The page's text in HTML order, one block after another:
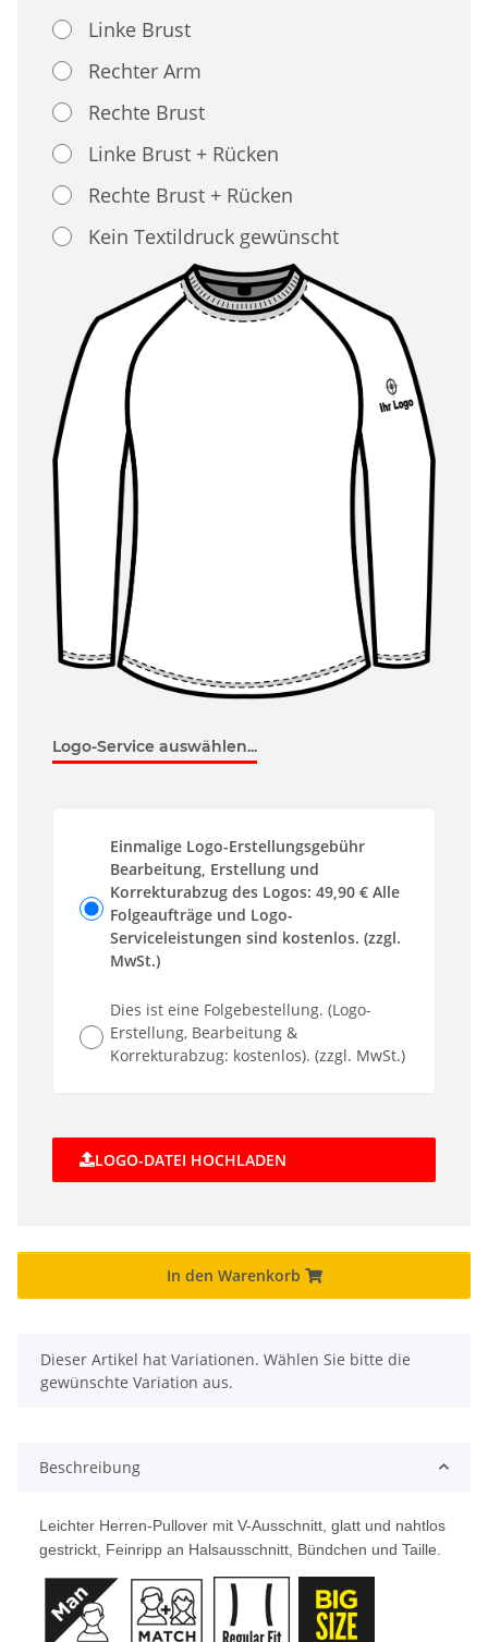
Linke Brust
Rechter Arm
Rechte Brust
Linke Brust + Rücken
Rechte Brust + Rücken
Kein Textildruck gewünscht
Logo-Service auswählen...
Einmalige Logo-Erstellungsgebühr
Bearbeitung, Erstellung und
Korrekturabzug des Logos: 49,90 € Alle
Folgeaufträge und Logo-
Serviceleistungen sind kostenlos. (zzgl.
MwSt.)
Dies ist eine Folgebestellung. (Logo-
Erstellung, Bearbeitung &
Korrekturabzug: kostenlos). (zzgl. MwSt.)
LOGO-DATEI HOCHLADEN
In den Warenkorb
x
Dieser Artikel hat Variationen. Wählen Sie bitte die
gewünschte Variation aus.
Beschreibung
Leichter Herren-Pullover mit V-Ausschnitt, glatt und nahtlos
gestrickt, Feinripp an Halsausschnitt, Bündchen und Taille.